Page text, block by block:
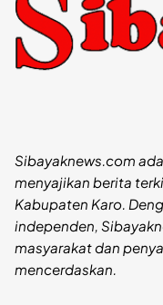
Sibayaknews.com
menyajikan berita
Kabupaten Karo.
independen,
masyarakat dan
mencerdaskan.